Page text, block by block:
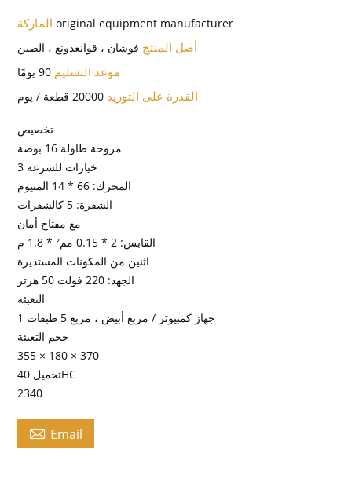
الماركةoriginal equipment manufacturer
أصل المنتج فوشان ، قوانغدونغ ، الصين
موعد التسليم 90 يومًا
القدرة على التوريد 20000 قطعة / يوم
تخصيص
مروحة طاولة 16 بوصة
3 خيارات للسرعة
المحرك: 66 * 14 المنيوم
الشفرة: 5 كالشفرات
مع مفتاح أمان
القابس: 2 * 0.15 مم² * 1.8 م
اثنين من المكونات المستديرة
الجهد: 220 فولت 50 هرتز
التعبئة
1 جهاز كمبيوتر / مربع أبيض ، مربع 5 طبقات
حجم التعبئة
355 × 180 × 370
تحميل 40HC
2340
 Email